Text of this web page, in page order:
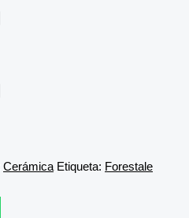
Cerámica Etiqueta: Forestale